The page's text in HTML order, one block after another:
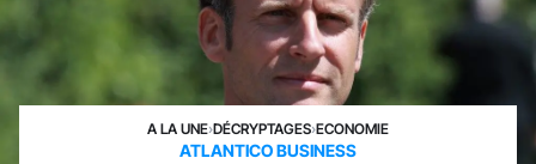
A LA UNE›DÉCRYPTAGES›ECONOMIE
ATLANTICO BUSINESS